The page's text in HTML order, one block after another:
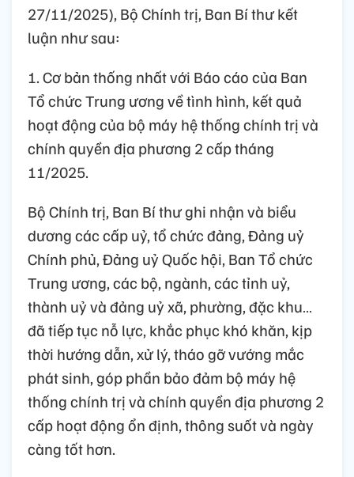
27/11/2025), Bộ Chính trị, Ban Bí thư kết
luận như sau:
1. Cơ bản thống nhất với Báo cáo của Ban
Tổ chức Trung ương về tình hình, kết quả
hoạt động của bộ máy hệ thống chính trị và
chính quyền địa phương 2 cấp tháng
11/2025.
Bộ Chính trị, Ban Bí thư ghi nhận và biểu
dương các cấp uỷ, tổ chức đảng, Đảng uỷ
Chính phủ, Đảng uỷ Quốc hội, Ban Tổ chức
Trung ương, các bộ, ngành, các tỉnh uỷ,
thành uỷ và đảng uỷ xã, phường, đặc khu…
đã tiếp tục nỗ lực, khắc phục khó khăn, kịp
thời hướng dẫn, xử lý, tháo gỡ vướng mắc
phát sinh, góp phần bảo đảm bộ máy hệ
thống chính trị và chính quyền địa phương 2
cấp hoạt động ổn định, thông suốt và ngày
càng tốt hơn.